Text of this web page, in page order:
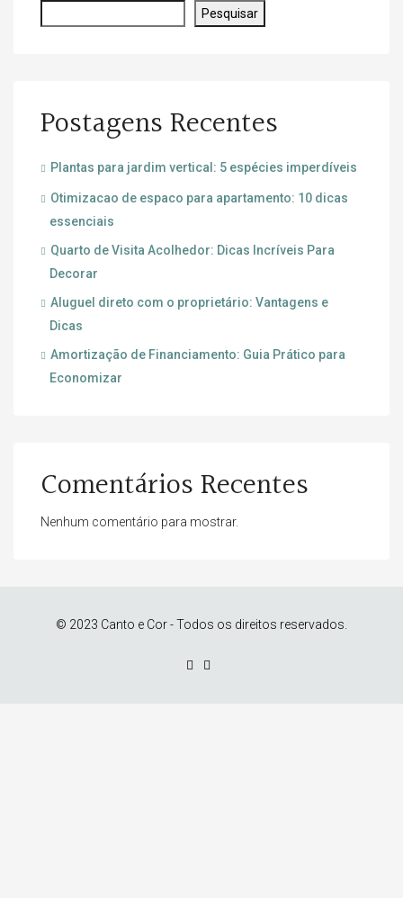
Pesquisar
Postagens Recentes
Plantas para jardim vertical: 5 espécies imperdíveis
Otimizacao de espaco para apartamento: 10 dicas
essenciais
Quarto de Visita Acolhedor: Dicas Incríveis Para
Decorar
Aluguel direto com o proprietário: Vantagens e
Dicas
Amortização de Financiamento: Guia Prático para
Economizar
Comentários Recentes
Nenhum comentário para mostrar.
© 2023 Canto e Cor - Todos os direitos reservados.